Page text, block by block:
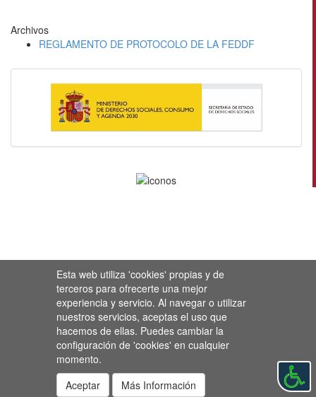
Esta web utiliza 'cookies' propias y de
terceros para ofrecerte una mejor
experiencia y servicio. Al navegar o utilizar
nuestros servicios, aceptas el uso que
hacemos de ellas. Puedes cambiar la
configuración de 'cookies' en cualquier
momento.
Aceptar
Más Información
Archivos
REGLAMENTO DE PROTOCOLO DE LA FEDDF